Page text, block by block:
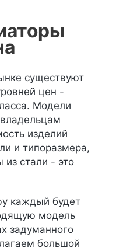
существуют
цен -
Модели
изделий
и типоразмера,
стали - это
каждый будет
модель
задуманного
большой